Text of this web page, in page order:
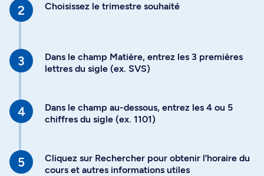
Choisissez le trimestre souhaité
Dans le champ Matière, entrez les 3 premières
lettres du sigle (ex. SVS)
Dans le champ au-dessous, entrez les 4 ou 5
chiffres du sigle (ex. 1101)
Cliquez sur Rechercher pour obtenir l’horaire du
cours et autres informations utiles